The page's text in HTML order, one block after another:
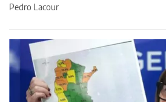
Pedro Lacour